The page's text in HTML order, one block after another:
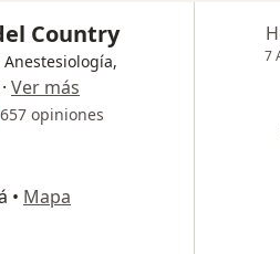
Country
· Ver más
657 opiniones
• Mapa
7